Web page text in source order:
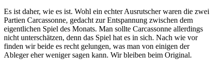
Es ist daher, wie es ist. Wohl ein echter Ausrutscher waren die zwei
Partien Carcassonne, gedacht zur Entspannung zwischen dem
eigentlichen Spiel des Monats. Man sollte Carcassonne allerdings
nicht unterschätzen, denn das Spiel hat es in sich. Nach wie vor
finden wir beide es recht gelungen, was man von einigen der
Ableger eher weniger sagen kann. Wir bleiben beim Original.